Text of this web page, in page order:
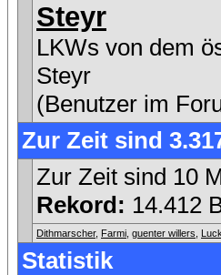
Steyr
LKWs von dem
Steyr
(Benutzer im
Zur Zeit sind
Zur Zeit sind 10
Rekord: 14.412
Dithmarscher, Farmi guenter willers
Statistik